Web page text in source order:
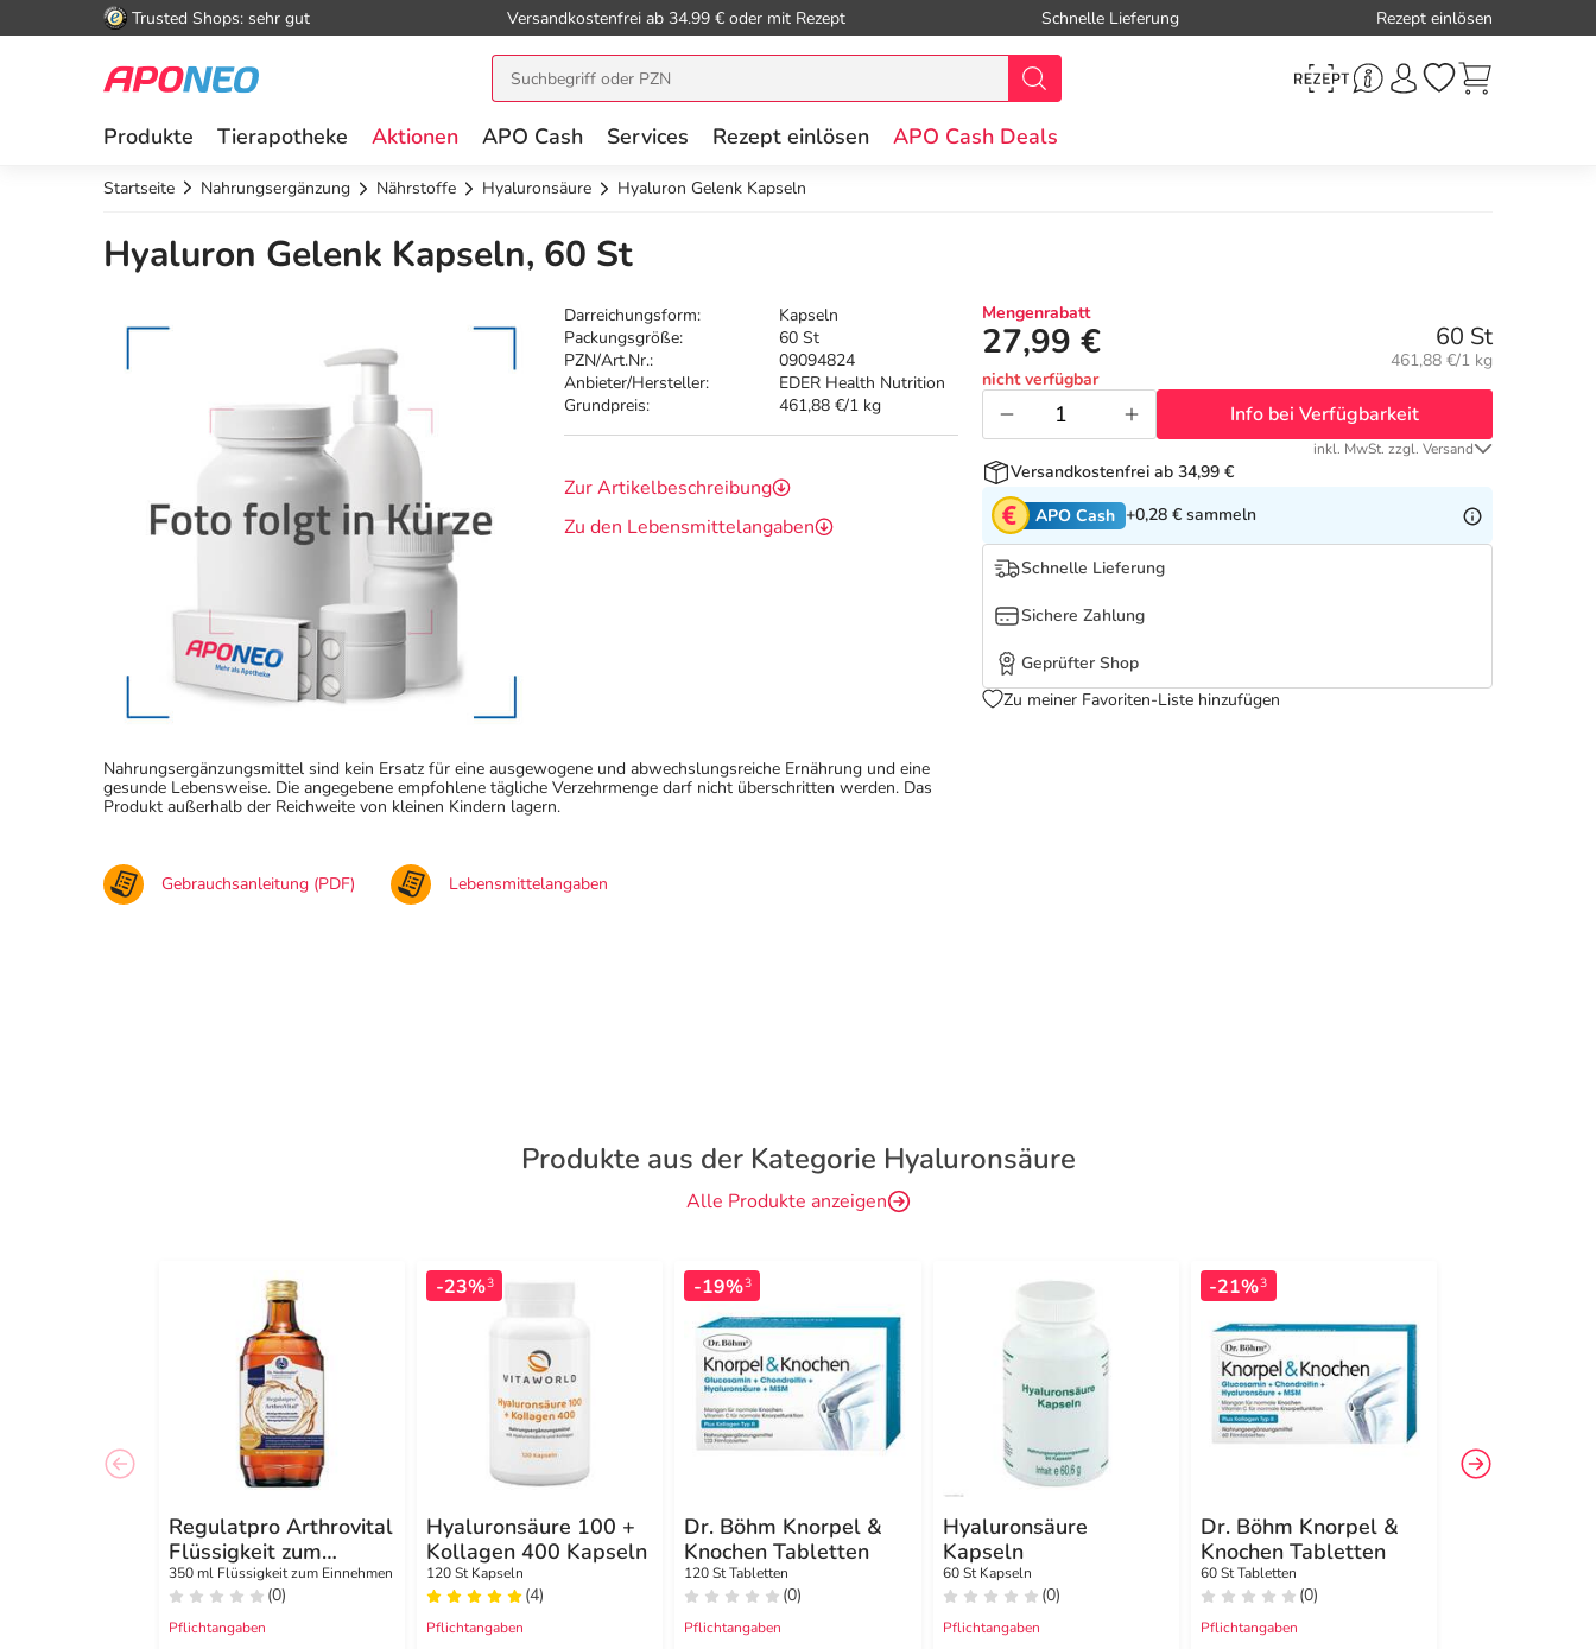
Trusted Shops: sehr gut Versandkostenfrei ab 34.99 € oder mit Rezept Schnelle Lieferung Rezept einlösen
Produkte Tierapotheke Aktionen APO Cash Services Rezept einlösen APO Cash Deals
Startseite Nahrungsergänzung Nährstoffe Hyaluronsäure Hyaluron Gelenk Kapseln
Hyaluron Gelenk Kapseln, 60 St
Darreichungsform:
Kapseln
Packungsgröße:
60 St
PZN/Art.Nr.:
09094824
Anbieter/Hersteller:
EDER Health Nutrition
Grundpreis:
461,88 €/1 kg
Zur Artikelbeschreibung
Zu den Lebensmittelangaben
Mengenrabatt
27,99 € 60 St
Grundpreis:
461,88 €/1 kg
nicht verfügbar
Info bei Verfügbarkeit
inkl. MwSt. zzgl. Versand
Versandkostenfrei ab 34,99 €
APO Cash +0,28 € sammeln
Schnelle Lieferung
Sichere Zahlung
Geprüfter Shop
Zu meiner Favoriten-Liste hinzufügen
Nahrungsergänzungsmittel sind kein Ersatz für eine ausgewogene und abwechslungsreiche Ernährung und eine
gesunde Lebensweise. Die angegebene empfohlene tägliche Verzehrmenge darf nicht überschritten werden. Das
Produkt außerhalb der Reichweite von kleinen Kindern lagern.
Gebrauchsanleitung (PDF) Lebensmittelangaben
Produkte aus der Kategorie Hyaluronsäure
Alle Produkte anzeigen
Regulatpro Arthrovital
Flüssigkeit zum
Einnehmen
350 ml Flüssigkeit zum Einnehmen
(0)
Pflichtangaben
-23%3
Hyaluronsäure 100 +
Kollagen 400 Kapseln
120 St Kapseln
(4)
Pflichtangaben
-19%3
Dr. Böhm Knorpel &
Knochen Tabletten
120 St Tabletten
(0)
Pflichtangaben
Hyaluronsäure
Kapseln
60 St Kapseln
(0)
Pflichtangaben
-21%3
Dr. Böhm Knorpel &
Knochen Tabletten
60 St Tabletten
(0)
Pflichtangaben